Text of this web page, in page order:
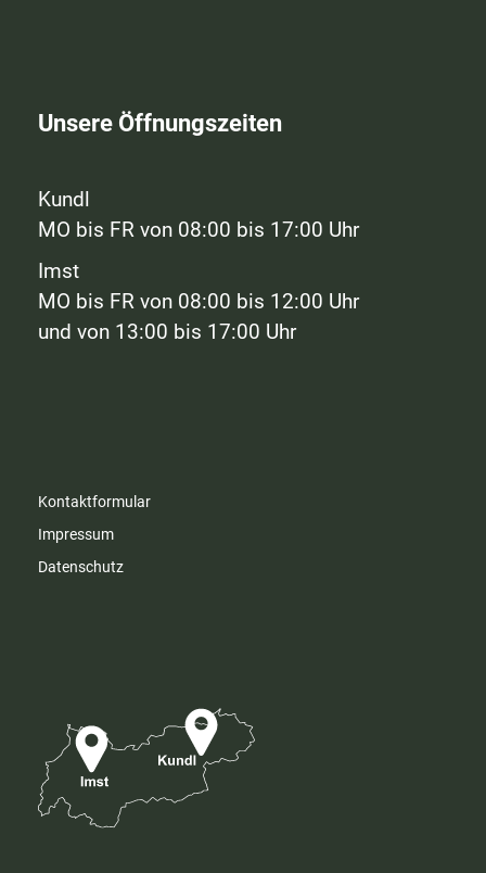
Unsere Öffnungszeiten
Kundl
MO bis FR von 08:00 bis 17:00 Uhr
Imst
MO bis FR von 08:00 bis 12:00 Uhr
und von 13:00 bis 17:00 Uhr
Kontaktformular
Impressum
Datenschutz